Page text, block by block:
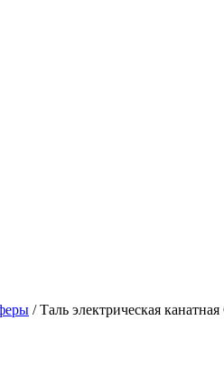
/Таль электрическая